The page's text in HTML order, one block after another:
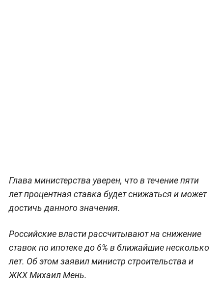
Глава министерства уверен, что в течение пяти
лет процентная ставка будет снижаться и может
достичь данного значения.
Российские власти рассчитывают на снижение
ставок по ипотеке до 6% в ближайшие несколько
лет. Об этом заявил министр строительства и
ЖКХ Михаил Мень.